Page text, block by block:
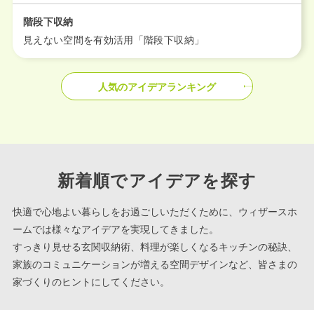
階段下収納
見えない空間を有効活用「階段下収納」
人気のアイデアランキング
新着順でアイデアを探す
快適で心地よい暮らしをお過ごしいただくために、ウィザースホ
ームでは様々なアイデアを実現してきました。
すっきり見せる玄関収納術、料理が楽しくなるキッチンの秘訣、
家族のコミュニケーションが増える空間デザインなど、皆さまの
家づくりのヒントにしてください。